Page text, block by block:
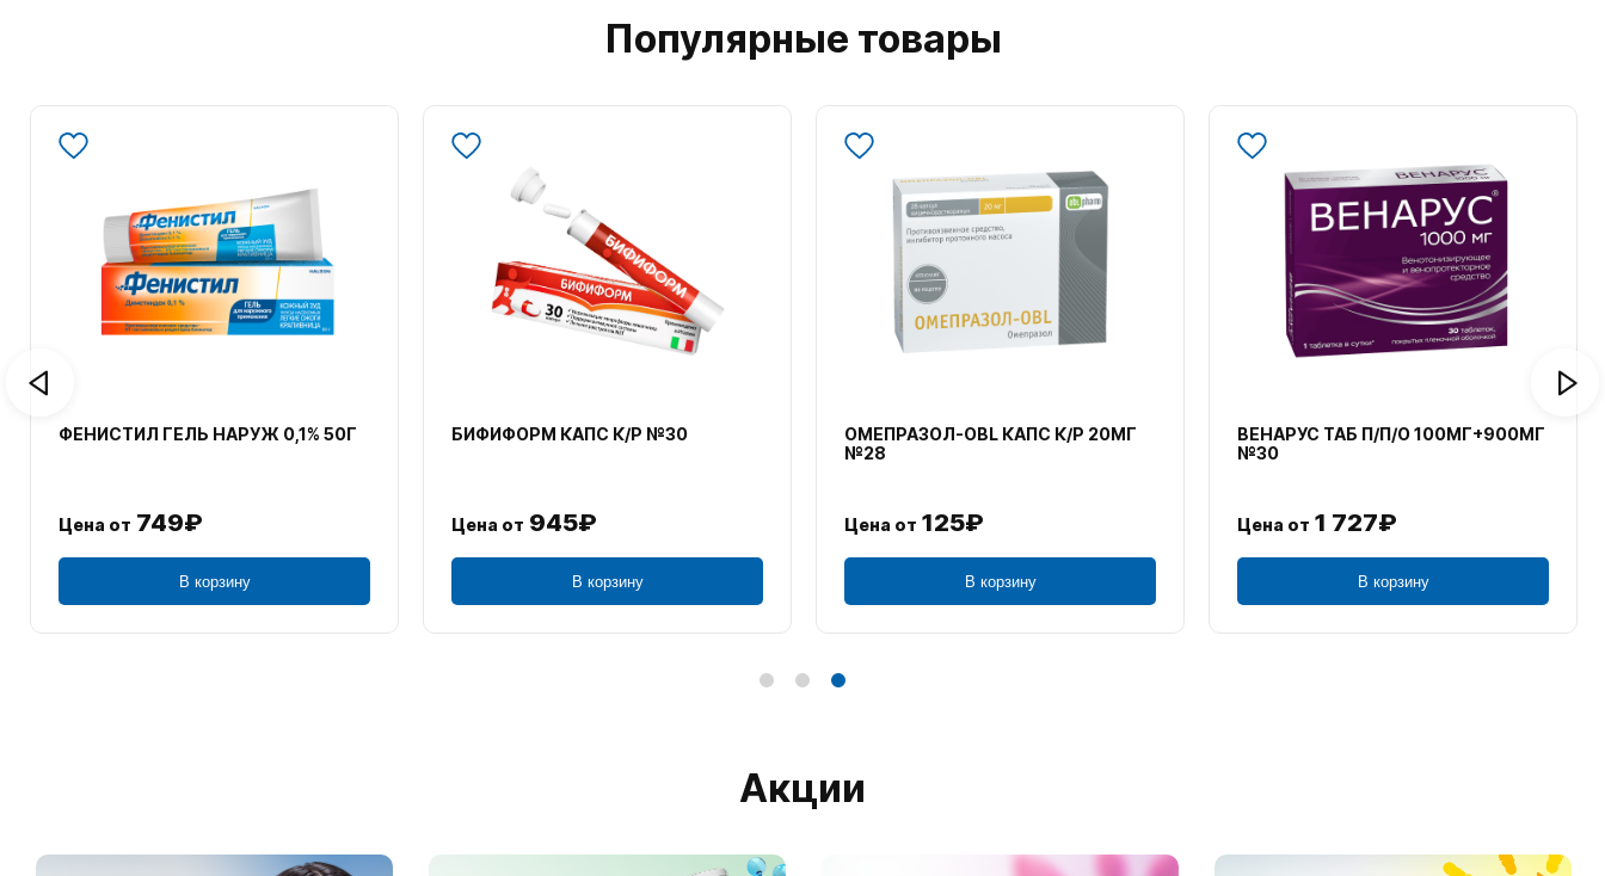
Популярные товары
ФЕНИСТИЛ ГЕЛЬ НАРУЖ 0,1% 50Г
Цена от 749₽
В корзину
БИФИФОРМ КАПС К/Р №30
Цена от 945₽
В корзину
ОМЕПРАЗОЛ-OBL КАПС К/Р 20МГ
№28
Цена от 125₽
В корзину
ВЕНАРУС ТАБ П/П/О 100МГ+900МГ
№30
Цена от 1 727₽
В корзину
Акции